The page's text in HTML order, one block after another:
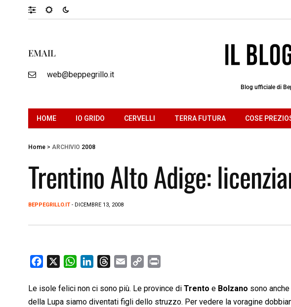
EMAIL
web@beppegrillo.it
Blog ufficiale di
HOME IO GRIDO CERVELLI TERRA FUTURA COSE
Home > ARCHIVIO 2008
Trentino Alto Adige:
BEPPEGRILLO.IT - DICEMBRE 13, 2008
c
e
W
a
t
n
k
r
e
a
i
p
y
i
n
Le isole felici non ci sono più. Le province di Trento e Bolzano sono
della Lupa siamo diventati figli dello struzzo. Per vedere la voragine